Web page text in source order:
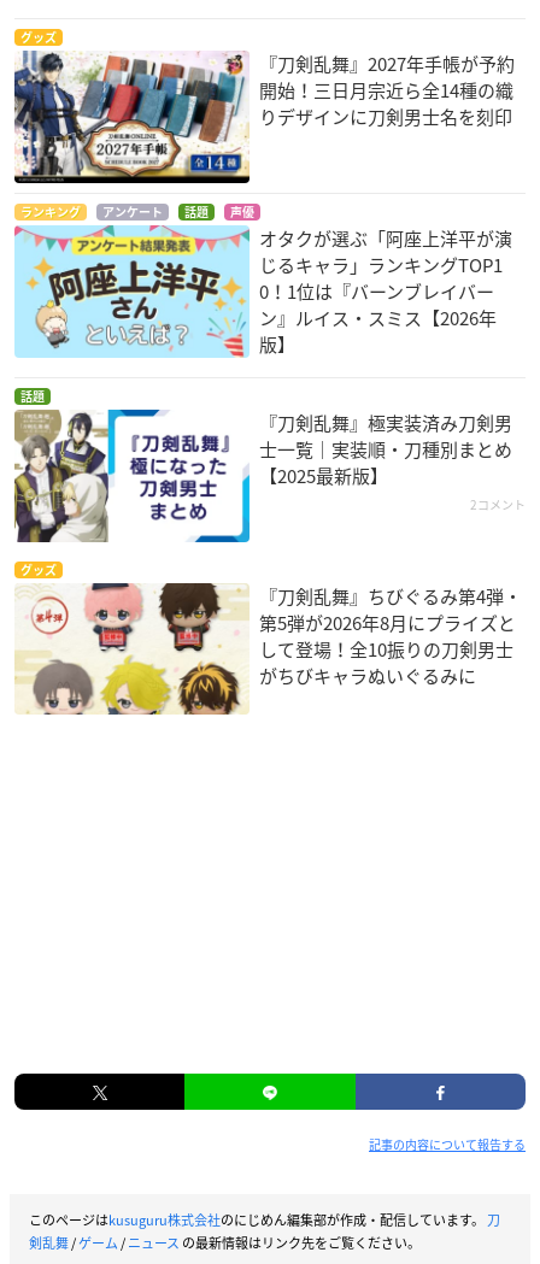
グッズ
『刀剣乱舞』2027年手帳が予約
開始！三日月宗近ら全14種の織
りデザインに刀剣男士名を刻印
ランキング アンケート 話題 声優
オタクが選ぶ「阿座上洋平が演
じるキャラ」ランキングTOP1
0！1位は『バーンブレイバー
ン』ルイス・スミス【2026年
版】
話題
『刀剣乱舞』極実装済み刀剣男
士一覧｜実装順・刀種別まとめ
【2025最新版】
2コメント
グッズ
『刀剣乱舞』ちびぐるみ第4弾・
第5弾が2026年8月にプライズと
して登場！全10振りの刀剣男士
がちびキャラぬいぐるみに
記事の内容について報告する
このページはkusuguru株式会社のにじめん編集部が作成・配信しています。 刀
剣乱舞/ゲーム/ニュース の最新情報はリンク先をご覧ください。